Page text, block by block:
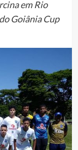
em Rio
Goiânia Cup